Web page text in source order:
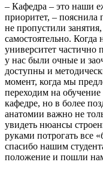
– Кафедра – это наши
приоритет, – пояснила
не пропустили
самостоятельно. Когда
университет частично
у нас были очные и
доступны и
момент, когда мы
переходим на
кафедре, но в более
анатомии важно не
увидеть нюансы
руками потрогать все
спасибо нашим
положение и пошли